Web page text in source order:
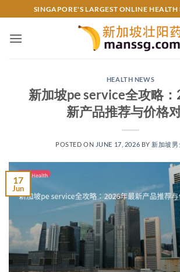
to
content
SINGAPORE'S LARGEST ONLINE HEALTH
HEALTH NEWS
新加坡pe service全攻略
新产品推荐与价格
POSTED ON JUNE 17, 2026 BY 新加坡
17
Jun